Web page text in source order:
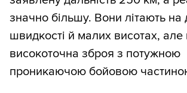
значно більшу. Вони літають на
швидкості й малих висотах, але
високоточна зброя з потужною
проникаючою бойовою